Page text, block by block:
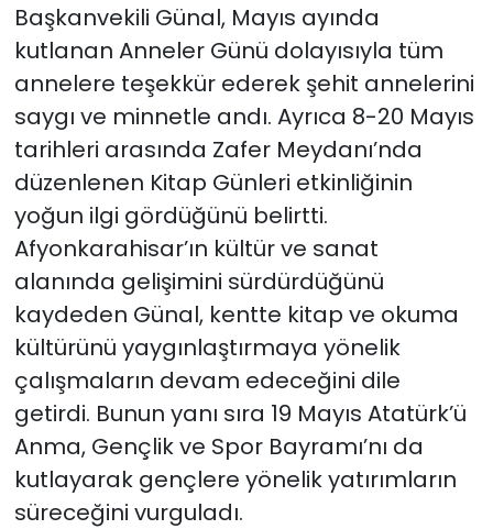
Başkanvekili Günal, Mayıs ayında
kutlanan Anneler Günü dolayısıyla tüm
annelere teşekkür ederek şehit annelerini
saygı ve minnetle andı. Ayrıca 8-20 Mayıs
tarihleri arasında Zafer Meydanı’nda
düzenlenen Kitap Günleri etkinliğinin
yoğun ilgi gördüğünü belirtti.
Afyonkarahisar’ın kültür ve sanat
alanında gelişimini sürdürdüğünü
kaydeden Günal, kentte kitap ve okuma
kültürünü yaygınlaştırmaya yönelik
çalışmaların devam edeceğini dile
getirdi. Bunun yanı sıra 19 Mayıs Atatürk’ü
Anma, Gençlik ve Spor Bayramı’nı da
kutlayarak gençlere yönelik yatırımların
süreceğini vurguladı.